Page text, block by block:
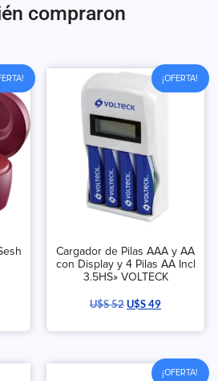
compraron
¡OFERTA!
Cargador de Pilas AAA y AA
con Display y 4 Pilas AA Incl
3.5HS» VOLTECK
U$S52U$S49
¡OFERTA!